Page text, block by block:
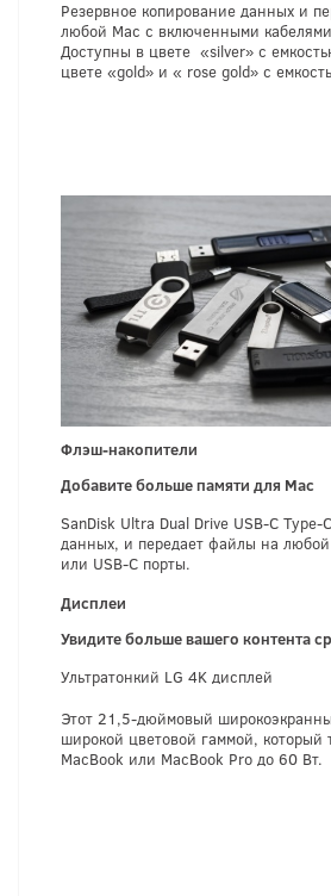
Резервное копирование данных и
любой Mac с включенными
Доступны в цвете «silver» с
цвете «gold» и « rose gold» с
Флэш-накопители
Добавите больше памяти для Mac
SanDisk Ultra Dual Drive USB-C
данных, и передает файлы на любой
или USB-C порты.
Дисплеи
Увидите больше вашего контента
Ультратонкий LG 4K дисплей
Этот 21,5-дюймовый
широкой цветовой гаммой, который
MacBook или MacBook Pro до 60 Вт.